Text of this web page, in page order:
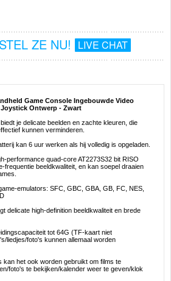
ZE NU! LIVE CHAT
Game Console Ingebouwde Video
Ontwerp - Zwart
je delicate beelden en zachte kleuren, die
kunnen verminderen.
kan 6 uur werken als hij volledig is opgeladen.
performance quad-core AT2273S32 bit RISO
frequentie beeldkwaliteit, en kan soepel draaien
emulators: SFC, GBC, GBA, GB, FC, NES,
delicate high-definition beeldkwaliteit en brede
tot 64G (TF-kaart niet
liedjes/foto's kunnen allemaal worden
kan het ook worden gebruikt om films te
foto's te bekijken/kalender weer te geven/klok